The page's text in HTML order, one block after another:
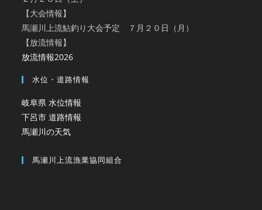
【大会情報】
馬瀬川上流鮎釣り大会予定 ７月２０日（月）
【放流情報】
放流情報2026
水位・道路情報
岐阜県 水位情報
下呂市 道路情報
馬瀬川の天気
馬瀬川上流漁業協同組合